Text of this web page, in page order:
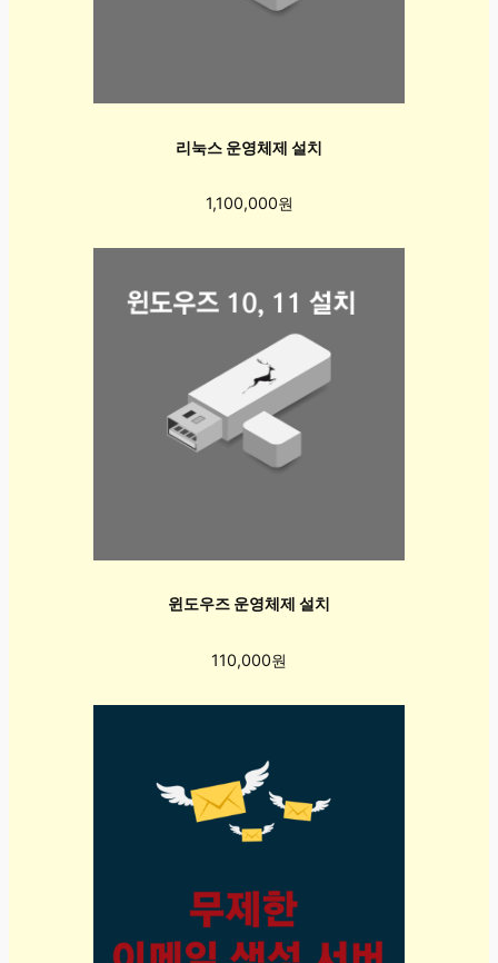
리눅스 운영체제 설치
1,100,000원
윈도우즈 운영체제 설치
110,000원